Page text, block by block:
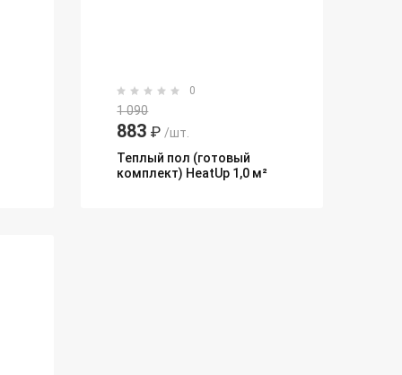
0
1 090
883 ₽ /шт.
Теплый пол (готовый
комплект) HeatUp 1,0 м²